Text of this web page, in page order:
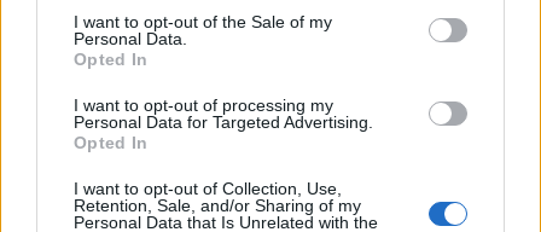
consent section.
I want to opt-out of the Sale of my
Personal Data.
Opted In
I want to opt-out of processing my
Personal Data for Targeted Advertising.
Opted In
I want to opt-out of Collection, Use,
Retention, Sale, and/or Sharing of my
Personal Data that Is Unrelated with the
Noemi in ospedale: il racconto della riabilitazione e il
ritorno sul palco
NEWS